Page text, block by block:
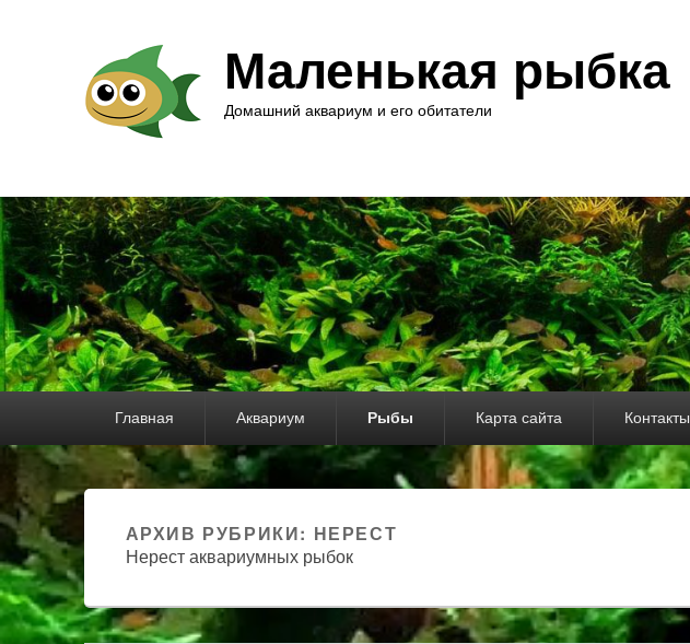
Маленькая рыбка
Домашний аквариум и его обитатели
Главная Аквариум Рыбы Карта сайта Контакты
АРХИВ РУБРИКИ: НЕРЕСТ
Нерест аквариумных рыбок